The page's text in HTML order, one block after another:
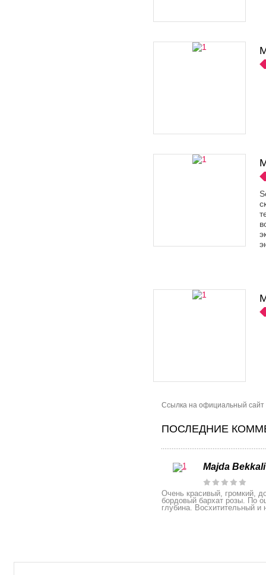
Сcылка на официальный сайт
ПОСЛЕДНИЕ
Majda
Очень красивый, громкий,
бордовый бархат розы. По
глубина. Восхитительный